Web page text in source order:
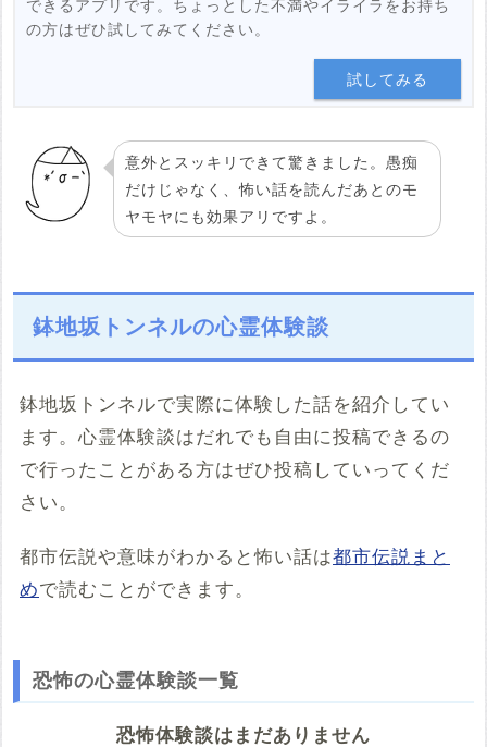
できるアプリです。ちょっとした不満やイライラをお持ち
の方はぜひ試してみてください。
試してみる
意外とスッキリできて驚きました。愚痴
だけじゃなく、怖い話を読んだあとのモ
ヤモヤにも効果アリですよ。
鉢地坂トンネルの心霊体験談
鉢地坂トンネルで実際に体験した話を紹介してい
ます。心霊体験談はだれでも自由に投稿できるの
で行ったことがある方はぜひ投稿していってくだ
さい。
都市伝説や意味がわかると怖い話は都市伝説まと
めで読むことができます。
恐怖の心霊体験談一覧
恐怖体験談はまだありません